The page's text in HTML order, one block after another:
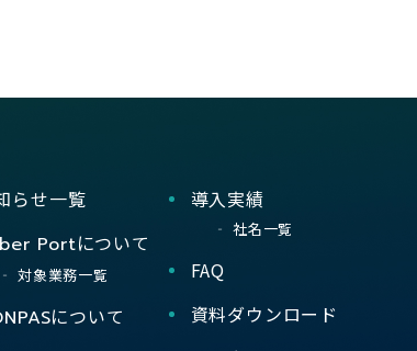
らせ一覧
Portについて
対象業務一覧
について
導入実績
社名一覧
FAQ
資料ダウンロード